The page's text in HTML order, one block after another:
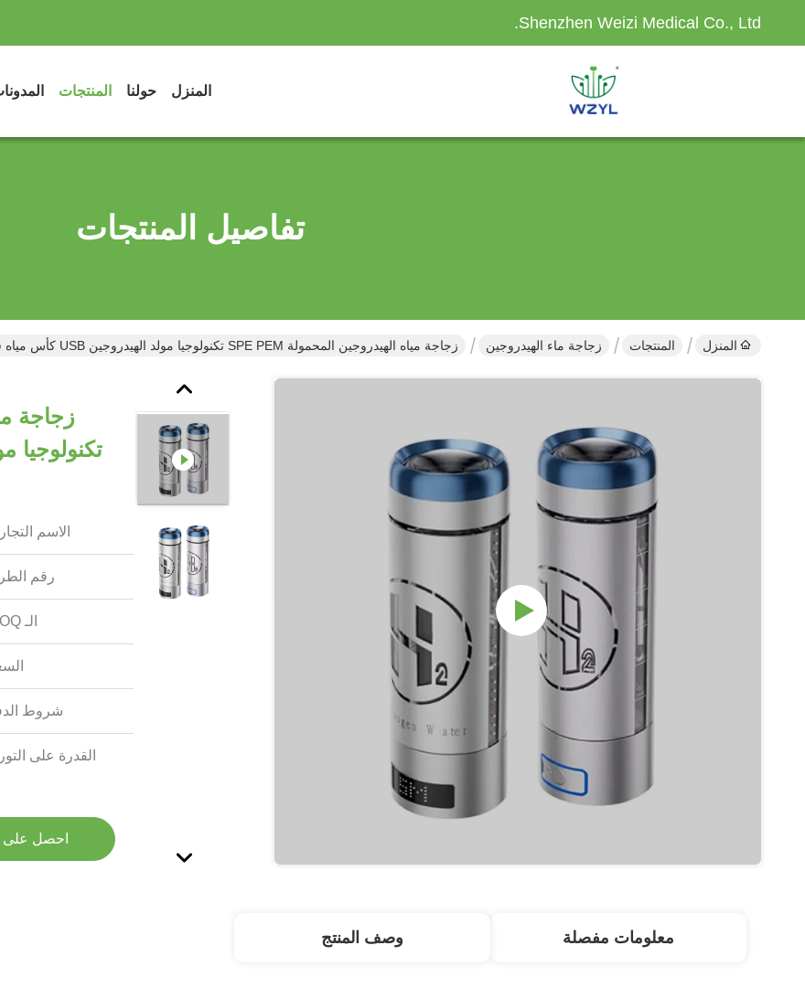
Shenzhen Weizi Medical Co., Ltd.
المنزل حولنا المنتجات
تفاصيل المنتجات
المنزل المنتجات زجاجة ماء الهيدروجين زجاجة مياه الهيدروجين المحمولة SPE PEM تكنولوجيا مولد الهيدروجين USB كأس مياه قابلة لإعادة الشحن
الاسم
رقم
الـ MOQ:
شروط
القدرة على
احصل
معلومات مفصلة وصف المنتج